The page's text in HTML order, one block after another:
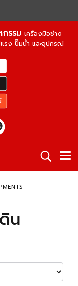
รรม เครื่องมือช่าง
แรง ปั๊มน้ำ และอุปกรณ์
น